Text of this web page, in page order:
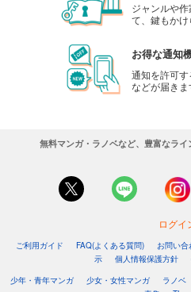
ジャンルや
て、鍵もかけ
お得な通知
通知を許可
などが届きま
無料マンガ・ラノベなど、豊富なライ
ログイ
ご利用ガイド FAQ(よくある質問) お問い合
示
個人情報保護方針
少年・青年マンガ
少女・女性マンガ ラノベ